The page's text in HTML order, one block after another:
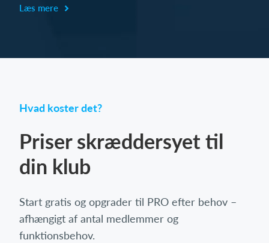
Læs mere
Hvad koster det?
Priser skræddersyet til
din klub
Start gratis og opgrader til PRO efter behov –
afhængigt af antal medlemmer og
funktionsbehov.